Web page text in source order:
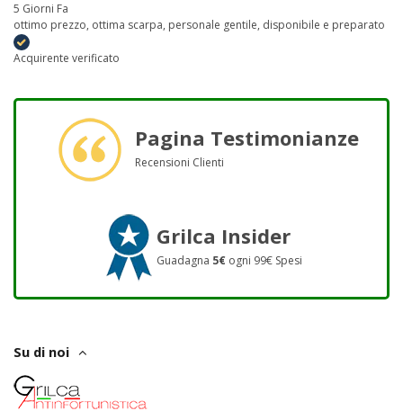
5 Giorni Fa
ottimo prezzo, ottima scarpa, personale gentile, disponibile e preparato
Acquirente verificato
Pagina Testimonianze
Recensioni Clienti
Grilca Insider
Guadagna 5€ ogni 99€ Spesi
Su di noi